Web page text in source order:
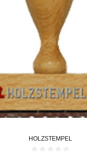
HOLZSTEMPEL